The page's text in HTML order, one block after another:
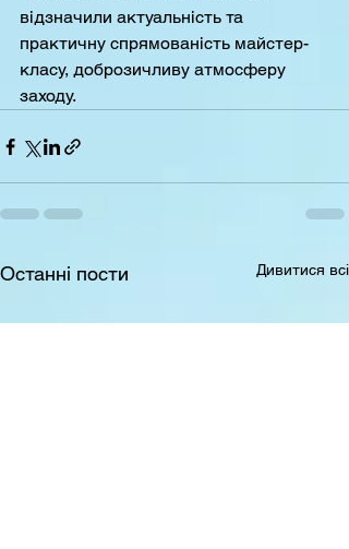
відзначили актуальність та
практичну спрямованість майстер-
класу, доброзичливу атмосферу
заходу.
Останні пости Дивитися всі